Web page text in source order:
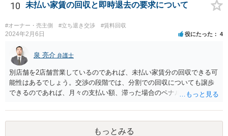
10 未払い家賃の回収と即時退去の要求について
#オーナー・売主側 #立ち退き交渉 #賃料回収
2024年2月6日 役にたった 4
泉 亮介 弁護士
別店舗を2店舗営業しているのであれば、未払い家賃分の回収できる可
能性はあるでしょう。交渉の段階では、分割での回収についても譲歩
できるのであれば、月々の支払い額、滞った場合のペナルティ等を定
で行い、相手方の対応次第では訴訟を検討するという形の方が、交渉
で解決した場合弁護士費用も安くなるためで良いかと思われます。
もっとみる